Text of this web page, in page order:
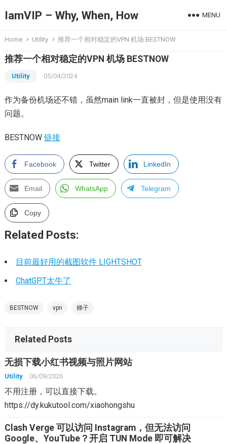
IamVIP – Why, When, How MENU
Home Utility 推荐一个相对稳定的VPN 机场 BESTNOW
推荐一个相对稳定的VPN 机场 BESTNOW
Utility 05/04/2024
作为备份机场还不错，虽然main link一直被封，但是使用没有
问题。
BESTNOW 链接
Facebook Twitter LinkedIn
Email WhatsApp Telegram
Copy
Related Posts:
目前最好用的截图软件 LIGHTSHOT
ChatGPT太牛了
BESTNOW vpn 梯子
Related Posts
无损下载小红书视频与照片网站
Utility 06/09/2026
不用注册，可以直接下载。
https://dy.kukutool.com/xiaohongshu
Clash Verge 可以访问 Instagram，但无法访问
Google、YouTube？开启 TUN Mode 即可解决